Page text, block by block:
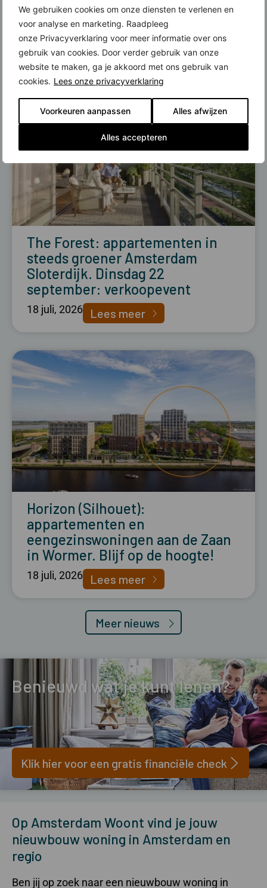
We gebruiken cookies om onze diensten te verlenen en
voor analyse en marketing. Raadpleeg
onze Privacyverklaring voor meer informatie over ons
gebruik van cookies. Door verder gebruik van onze
website te maken, ga je akkoord met ons gebruik van
cookies. Lees onze privacyverklaring
Voorkeuren aanpassen Alles afwijzen
Alles accepteren
Sluisbuurt (Amsterdam),
afgestemd op wensen…
18 juli, 2026 Lees meer
The Forest: appartementen in
steeds groener Amsterdam
Sloterdijk. Dinsdag 22
september: verkoopevent
18 juli, 2026 Lees meer
Horizon (Silhouet):
appartementen en
eengezinswoningen aan de Zaan
in Wormer. Blijf op de hoogte!
18 juli, 2026 Lees meer
Meer nieuws
Benieuwd wat je kunt lenen?
Klik hier voor een gratis financiële check
Op Amsterdam Woont vind je jouw
nieuwbouw woning in Amsterdam en
regio
Ben jij op zoek naar een nieuwbouw woning in